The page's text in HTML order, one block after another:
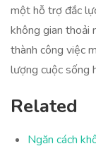
một hỗ trợ đắc
không gian thoải
thành công việc
lượng cuộc sống
Related
Ngăn cách